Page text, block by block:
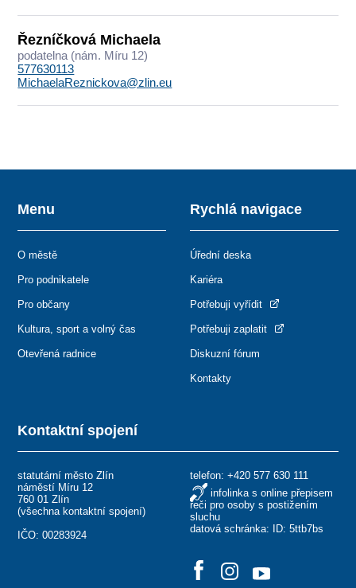
Řezníčková Michaela
podatelna (nám. Míru 12)
577630113
MichaelaReznickova@zlin.eu
Kontaktní spojení
statutární město Zlín
náměstí Míru 12
760 01 Zlín
(všechna kontaktní spojení)
IČO: 00283924
telefon: +420 577 630 111
infolinka s online přepisem
řeči pro osoby s postižením
sluchu
datová schránka: ID: 5ttb7bs
Menu
O městě
Pro podnikatele
Pro občany
Kultura, sport a volný čas
Otevřená radnice
Rychlá navigace
Úřední deska
Kariéra
Potřebuji vyřídit
Potřebuji zaplatit
Diskuzní fórum
Kontakty